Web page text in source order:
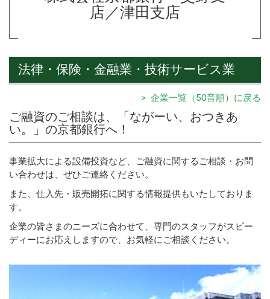
店／津田支店
法律・保険・金融業・技術サービス業
> 企業一覧（50音順）に戻る
ご融資のご相談は、「ながーい、おつきあ
い。」の京都銀行へ！
事業拡大による設備投資など、ご融資に関するご相談・お問
い合わせは、ぜひご連絡ください。
また、仕入先・販売開拓に関する情報提供もいたしておりま
す。
企業の皆さまのニーズに合わせて、専門のスタッフがスピー
ディーにお応えしますので、お気軽にご相談ください。